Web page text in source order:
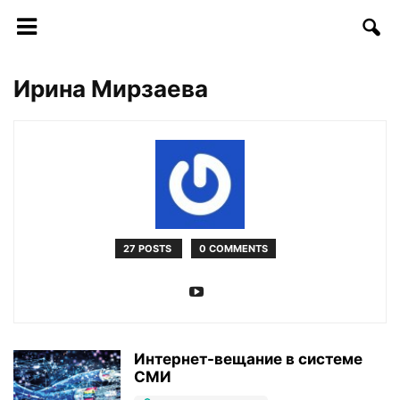
Ирина Мирзаева
27 POSTS 0 COMMENTS
Интернет-вещание в системе
СМИ